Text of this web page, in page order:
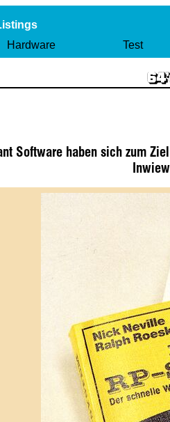
Hardware Test
Software haben sich zum